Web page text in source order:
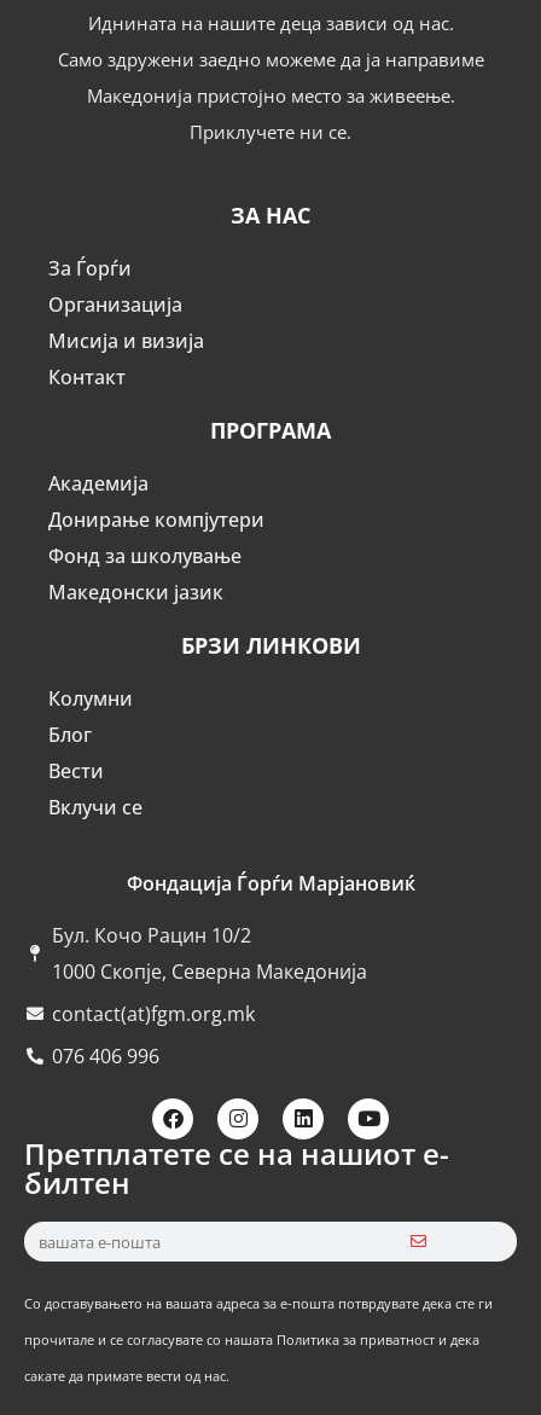
Иднината на нашите деца зависи од нас.
Само здружени заедно можеме да ја направиме
Македонија пристојно место за живеење.
Приклучете ни се.
ЗА НАС
За Ѓорѓи
Организација
Мисија и визија
Контакт
ПРОГРАМА
Академија
Донирање компјутери
Фонд за школување
Македонски јазик
БРЗИ ЛИНКОВИ
Колумни
Блог
Вести
Вклучи се
Фондација Ѓорѓи Марјановиќ
Бул. Кочо Рацин 10/2
1000 Скопје, Северна Македонија
contact(at)fgm.org.mk
076 406 996
Претплатете се на нашиот е-
билтен
Со доставувањето на вашата адреса за е-пошта потврдувате дека сте ги
прочитале и се согласувате со нашата Политика за приватност и дека
сакате да примате вести од нас.